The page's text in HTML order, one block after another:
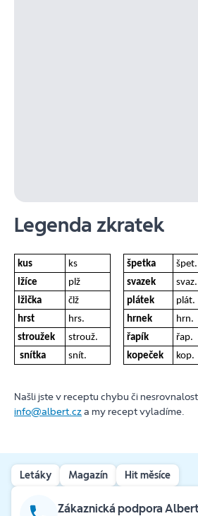
Legenda zkratek
kus ks špetka
špet.
lžíce
plž svazek
svaz.
lžička
člž plátek
plát.
hrst
hrs. hrnek
hrn.
stroužek
strouž. řapík
řap.
snítka
snít. kopeček kop.
Našli jste v receptu chybu či
info@albert.cza my recept vyladíme.
Letáky Magazín Hit měsíce
Zákaznická podpora Albert